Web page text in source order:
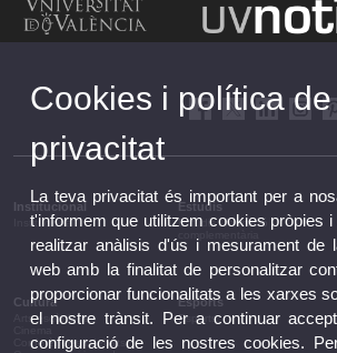
Institucional
Institucional
Estudis
Estudis i formació
Cultura
Arts escèniques
Conferències i debats
Esports
Esports
Cookies i política de
privacitat
La teva privacitat és important per a
t'informem que utilitzem cookies pròpies
realitzar anàlisis d'ús i mesurament de
web amb la finalitat de personalitzar
proporcionar funcionalitats a les xarxes
el nostre trànsit. Per a continuar
configuració de les nostres cookies.